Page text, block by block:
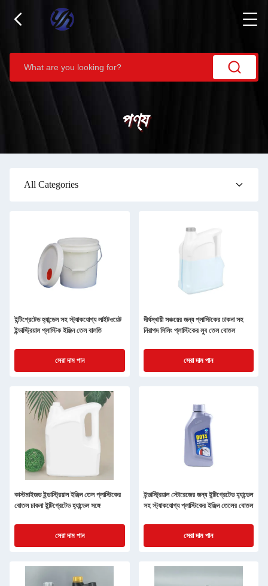
পণ্য
All Categories
ইন্টিগ্রেটেড হ্যান্ডেল সহ স্ট্যাকযোগ্য লাইটওয়েট
ইন্ডাস্ট্রিয়াল প্লাস্টিক ইঞ্জিন তেল বালতি
সেরা দাম পান
দীর্ঘস্থায়ী সঞ্চয়ের জন্য প্লাস্টিকের ঢাকনা সহ
নিরাপদ সিলিং প্লাস্টিকের লুব তেল বোতল
সেরা দাম পান
কাস্টমাইজড ইন্ডাস্ট্রিয়াল ইঞ্জিন তেল প্লাস্টিকের
বোতল ঢাকনা ইন্টিগ্রেটেড হ্যান্ডেল সঙ্গে
সেরা দাম পান
ইন্ডাস্ট্রিয়াল স্টোরেজের জন্য ইন্টিগ্রেটেড হ্যান্ডেল
সহ স্ট্যাকযোগ্য প্লাস্টিকের ইঞ্জিন তেলের বোতল
সেরা দাম পান